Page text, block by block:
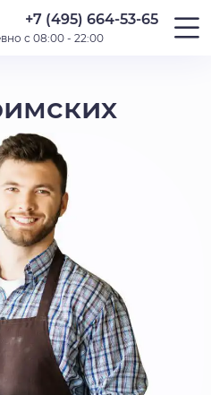
+7 (495) 664-53-65
с 08:00 - 22:00